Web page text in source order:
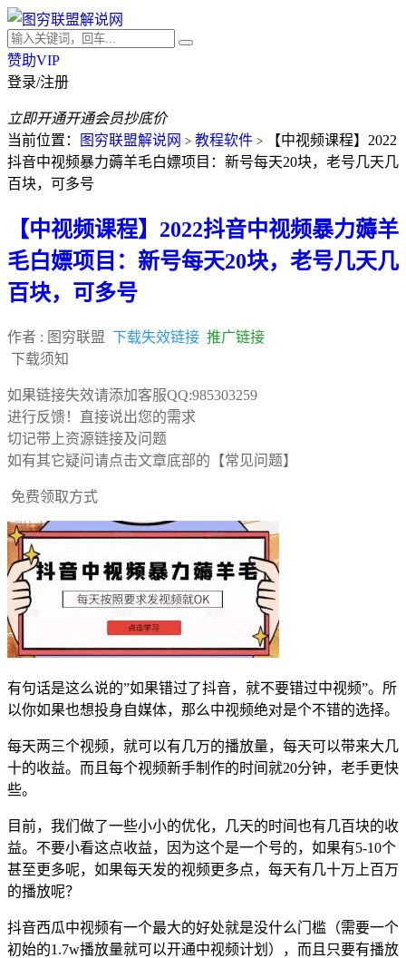
赞助VIP
登录/注册
立即开通开通会员抄底价
当前位置：
图穷联盟解说网 > 教程软件 > 【中视频课程】2022
抖音中视频暴力薅羊毛白嫖项目：新号每天20块，老号几天几
百块，可多号
【中视频课程】2022抖音中视频暴力薅羊
毛白嫖项目：新号每天20块，老号几天几
百块，可多号
作者 : 图穷联盟 下载失效链接 推广链接
下载须知
如果链接失效请添加客服QQ:985303259
进行反馈！直接说出您的需求
切记带上资源链接及问题
如有其它疑问请点击文章底部的【常见问题】
免费领取方式
有句话是这么说的”如果错过了抖音，就不要错过中视频”。所
以你如果也想投身自媒体，那么中视频绝对是个不错的选择。
每天两三个视频，就可以有几万的播放量，每天可以带来大几
十的收益。而且每个视频新手制作的时间就20分钟，老手更快
些。
目前，我们做了一些小小的优化，几天的时间也有几百块的收
益。不要小看这点收益，因为这个是一个号的，如果有5-10个
甚至更多呢，如果每天发的视频更多点，每天有几十万上百万
的播放呢？
抖音西瓜中视频有一个最大的好处就是没什么门槛（需要一个
初始的1.7w播放量就可以开通中视频计划），而且只要有播放